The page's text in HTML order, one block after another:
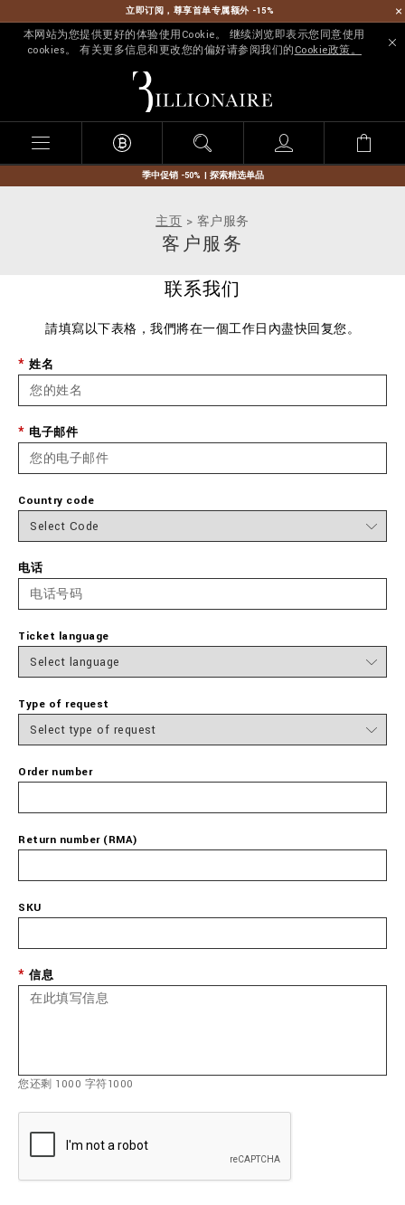
立即订阅，尊享首单专属额外 -15%
本网站为您提供更好的体验使用Cookie。 继续浏览即表示您同意使用
cookies。 有关更多信息和更改您的偏好请参阅我们的 Cookie政策。
l
l
o
季中促销 -50% | 探索精选单品
主页 客户服务
客户服务
联系我们
請填寫以下表格，我們將在一個工作日內盡快回复您。
姓名
电子邮件
Country code
电话
Ticket language
Type of request
Order number
Return number (RMA)
SKU
信息
您还剩 1000 字符1000